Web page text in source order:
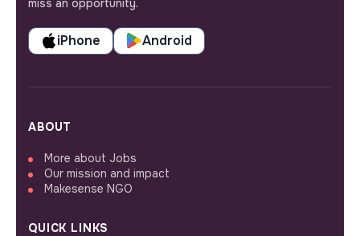
miss an opportunity.
iPhone Android
ABOUT
More about Jobs
Our mission and impact
Makesense NGO
QUICK LINKS